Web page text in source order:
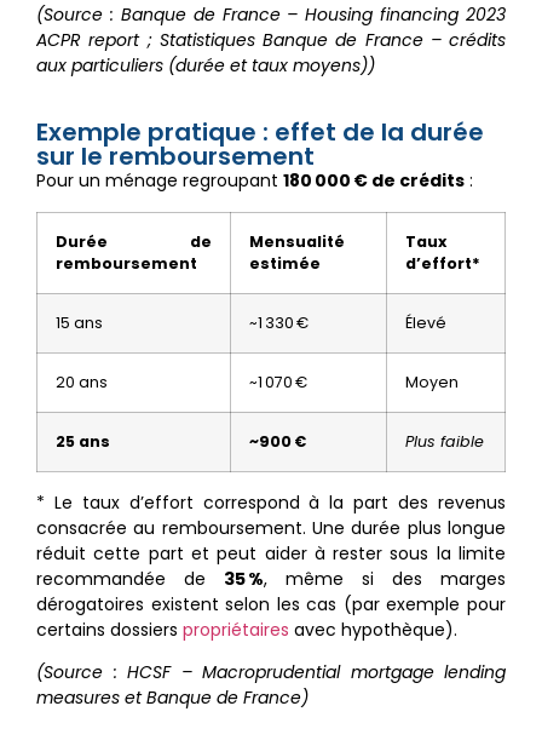
(Source : Banque de France – Housing financing 2023
ACPR report ; Statistiques Banque de France – crédits
aux particuliers (durée et taux moyens))
Exemple pratique : effet de la durée
sur le remboursement
Pour un ménage regroupant 180 000 € de crédits :
Durée de
remboursement
Mensualité
estimée
Taux
d’effort*
15 ans ~1 330 € Élevé
20 ans ~1 070 € Moyen
25 ans ~900 € Plus faible
* Le taux d’effort correspond à la part des revenus
consacrée au remboursement. Une durée plus longue
réduit cette part et peut aider à rester sous la limite
recommandée de 35 %, même si des marges
dérogatoires existent selon les cas (par exemple pour
certains dossiers propriétaires avec hypothèque).
(Source : HCSF – Macroprudential mortgage lending
measures et Banque de France)